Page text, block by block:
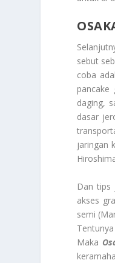
sebut
coba
daging,
dasar
jaringan
Dan tips
akses
semi
Maka